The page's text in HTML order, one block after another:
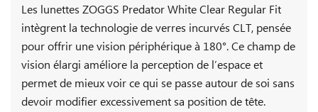
Les lunettes ZOGGS Predator White Clear Regular Fit
intègrent la technologie de verres incurvés CLT, pensée
pour offrir une vision périphérique à 180°. Ce champ de
vision élargi améliore la perception de l’espace et
permet de mieux voir ce qui se passe autour de soi sans
devoir modifier excessivement sa position de tête.